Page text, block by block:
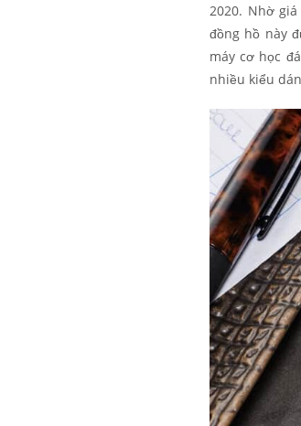
2020. Nhờ
đồng hồ này
máy cơ học
nhiều kiểu